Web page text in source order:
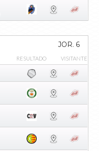
JOR. 6
RESULTADO VISITANTE